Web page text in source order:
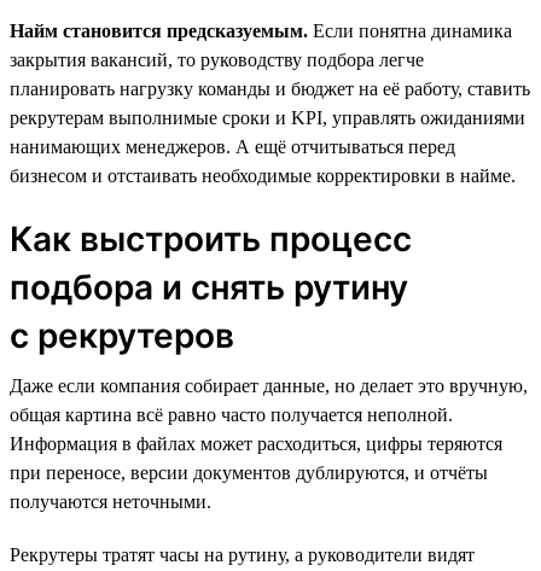
Найм становится предсказуемым. Если понятна динамика
закрытия вакансий, то руководству подбора легче
планировать нагрузку команды и бюджет на её работу, ставить
рекрутерам выполнимые сроки и KPI, управлять ожиданиями
нанимающих менеджеров. А ещё отчитываться перед
бизнесом и отстаивать необходимые корректировки в найме.
Как выстроить процесс
подбора и снять рутину
с рекрутеров
Даже если компания собирает данные, но делает это вручную,
общая картина всё равно часто получается неполной.
Информация в файлах может расходиться, цифры теряются
при переносе, версии документов дублируются, и отчёты
получаются неточными.
Рекрутеры тратят часы на рутину, а руководители видят